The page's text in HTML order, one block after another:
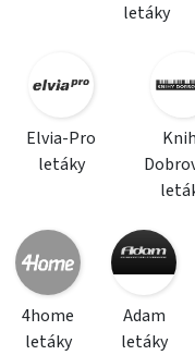
letáky
Elvia-Pro
letáky
4home
letáky
Adam
letáky